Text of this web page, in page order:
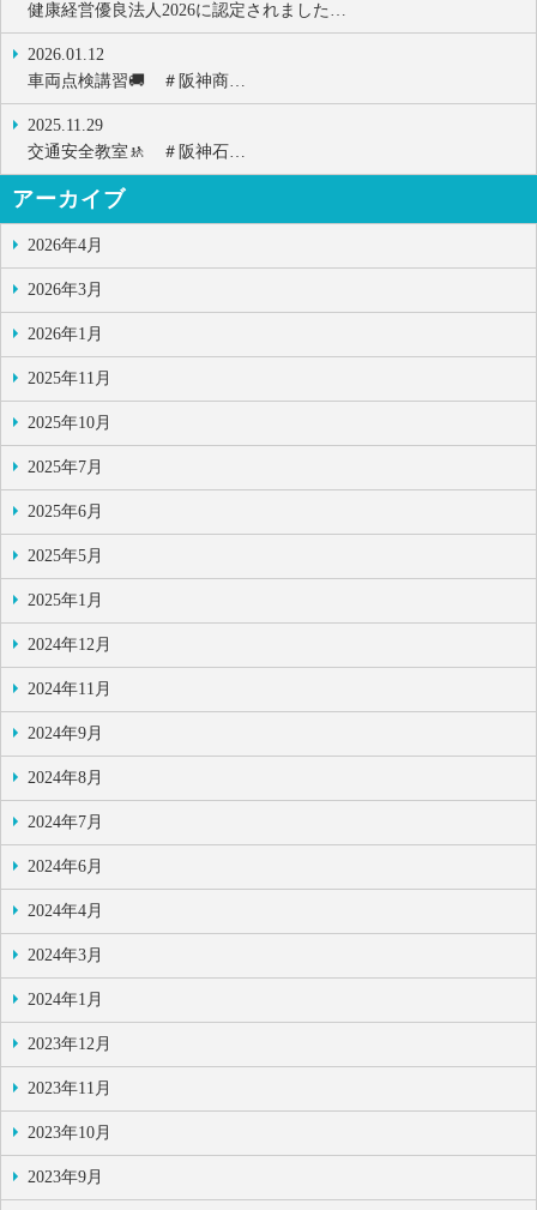
健康経営優良法人2026に認定されました…
2026.01.12
車両点検講習🚚 ＃阪神商…
2025.11.29
交通安全教室🚸 ＃阪神石…
アーカイブ
2026年4月
2026年3月
2026年1月
2025年11月
2025年10月
2025年7月
2025年6月
2025年5月
2025年1月
2024年12月
2024年11月
2024年9月
2024年8月
2024年7月
2024年6月
2024年4月
2024年3月
2024年1月
2023年12月
2023年11月
2023年10月
2023年9月